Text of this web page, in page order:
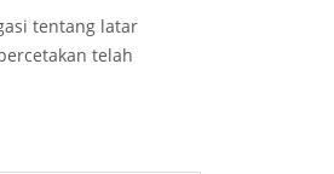
tentang latar
telah